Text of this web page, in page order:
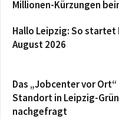
Millionen-Kürzungen
Hallo Leipzig: So
August 2026
Das „Jobcenter vor
Standort in Leipzig-
nachgefragt